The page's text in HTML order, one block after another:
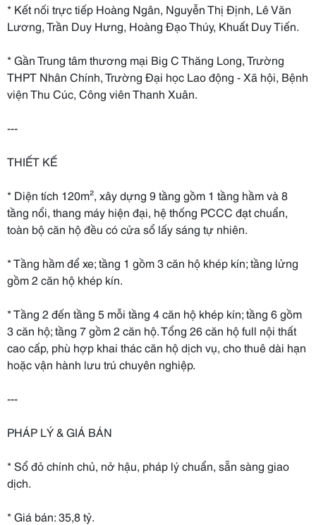
* Kết nối trực tiếp Hoàng Ngân, Nguyễn Thị Định, Lê Văn
Lương, Trần Duy Hưng, Hoàng Đạo Thúy, Khuất Duy Tiến.
* Gần Trung tâm thương mại Big C Thăng Long, Trường
THPT Nhân Chính, Trường Đại học Lao động - Xã hội, Bệnh
viện Thu Cúc, Công viên Thanh Xuân.
---
THIẾT KẾ
* Diện tích 120m², xây dựng 9 tầng gồm 1 tầng hầm và 8
tầng nổi, thang máy hiện đại, hệ thống PCCC đạt chuẩn,
toàn bộ căn hộ đều có cửa sổ lấy sáng tự nhiên.
* Tầng hầm để xe; tầng 1 gồm 3 căn hộ khép kín; tầng lửng
gồm 2 căn hộ khép kín.
* Tầng 2 đến tầng 5 mỗi tầng 4 căn hộ khép kín; tầng 6 gồm
3 căn hộ; tầng 7 gồm 2 căn hộ. Tổng 26 căn hộ full nội thất
cao cấp, phù hợp khai thác căn hộ dịch vụ, cho thuê dài hạn
hoặc vận hành lưu trú chuyên nghiệp.
---
PHÁP LÝ & GIÁ BÁN
* Sổ đỏ chính chủ, nở hậu, pháp lý chuẩn, sẵn sàng giao
dịch.
* Giá bán: 35,8 tỷ.